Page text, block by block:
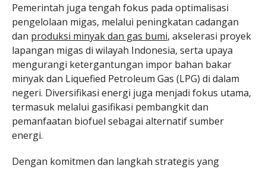
Pemerintah juga tengah fokus pada optimalisasi
pengelolaan migas, melalui peningkatan cadangan
dan produksi minyak dan gas bumi, akselerasi proyek
lapangan migas di wilayah Indonesia, serta upaya
mengurangi ketergantungan impor bahan bakar
minyak dan Liquefied Petroleum Gas (LPG) di dalam
negeri. Diversifikasi energi juga menjadi fokus utama,
termasuk melalui gasifikasi pembangkit dan
pemanfaatan biofuel sebagai alternatif sumber
energi.
Dengan komitmen dan langkah strategis yang